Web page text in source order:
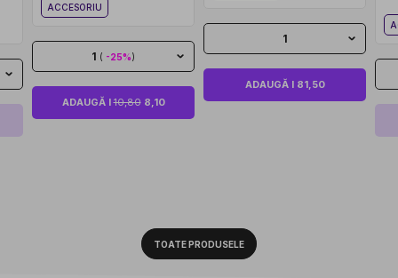
ACCESORIU
1 ( -25%)
ADAUGĂ I10,808,10
1
ADAUGĂ I 81,50
TOATE PRODUSELE